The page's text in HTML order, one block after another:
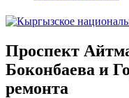
Проспект
Боконбаева и
ремонта